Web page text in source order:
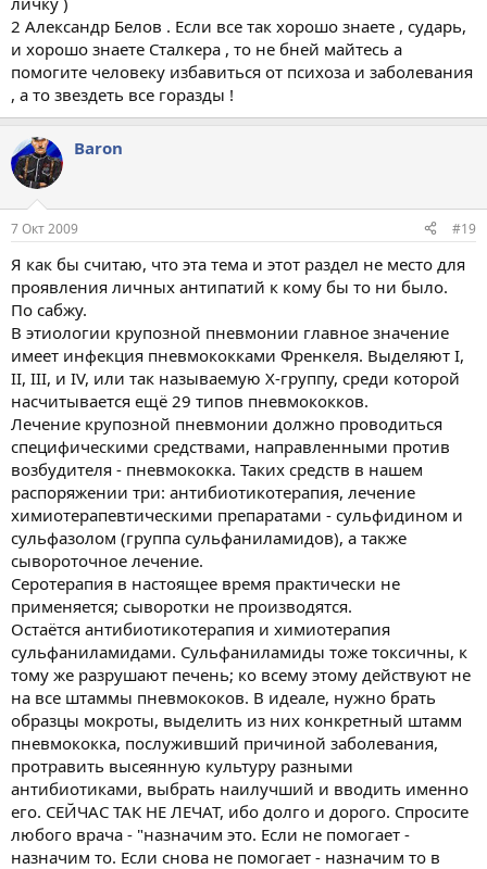
эффективными при стафилококковых пневмониях. Сочетание
пенициллина со стрептомицином, как правило, не
применяется в связи с высокой частотой стрепто-
мицинрезистентных форм микробов, но в случаях
"фридлендеровских" пневмоний стрептомицина сульфат (по
2 Александр Белов . Если все так хорошо знаете , сударь,
и хорошо знаете Сталкера , то не бней майтесь а
помогите человеку избавиться от психоза и заболевания
, а то звездеть все горазды !
Baron
7 Окт 2009 #19
Я как бы считаю, что эта тема и этот раздел не место для
проявления личных антипатий к кому бы то ни было.
По сабжу.
В этиологии крупозной пневмонии главное значение
имеет инфекция пневмококками Френкеля. Выделяют I,
II, III, и IV, или так называемую Х-группу, среди которой
насчитывается ещё 29 типов пневмококков.
Лечение крупозной пневмонии должно проводиться
специфическими средствами, направленными против
возбудителя - пневмококка. Таких средств в нашем
распоряжении три: антибиотикотерапия, лечение
химиотерапевтическими препаратами - сульфидином и
сульфазолом (группа сульфаниламидов), а также
сывороточное лечение.
Серотерапия в настоящее время практически не
применяется; сыворотки не производятся.
Остаётся антибиотикотерапия и химиотерапия
сульфаниламидами. Сульфаниламиды тоже токсичны, к
тому же разрушают печень; ко всему этому действуют не
на все штаммы пневмококов. В идеале, нужно брать
образцы мокроты, выделить из них конкретный штамм
пневмококка, послуживший причиной заболевания,
протравить высеянную культуру разными
антибиотиками, выбрать наилучший и вводить именно
его. СЕЙЧАС ТАК НЕ ЛЕЧАТ, ибо долго и дорого. Спросите
любого врача - "назначим это. Если не помогает -
назначим то. Если снова не помогает - назначим то в